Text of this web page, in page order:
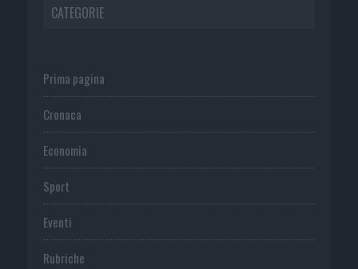
CATEGORIE
Prima pagina
Cronaca
Economia
Sport
Eventi
Rubriche